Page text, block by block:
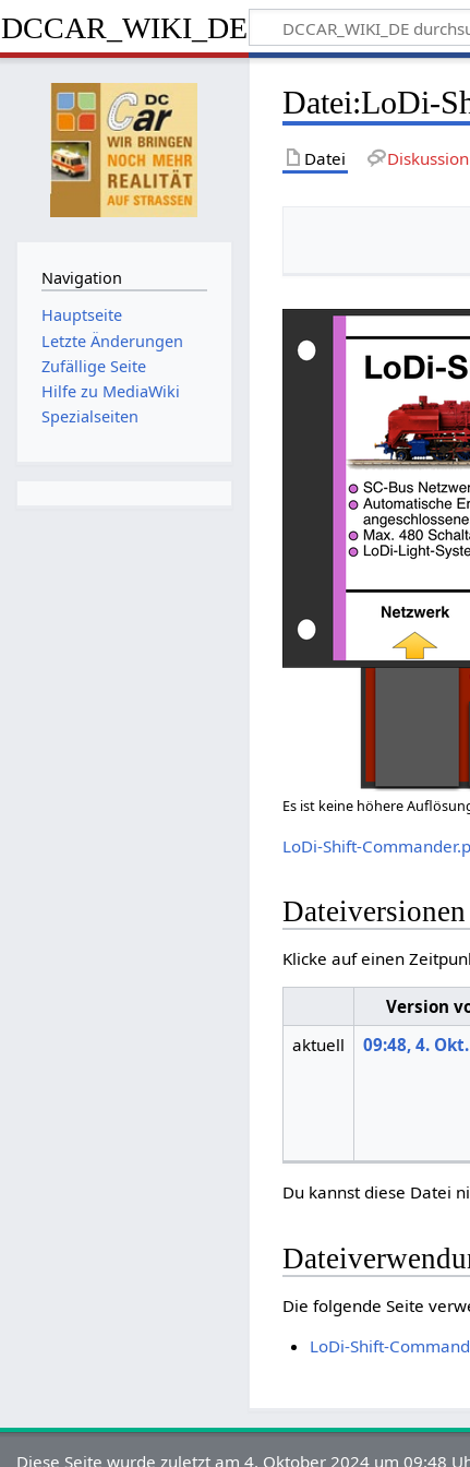
DCCAR_WIKI_DE
Datei:LoDi-
Datei Diskussion
Es ist keine höhere
LoDi-Shift-
Dateiversionen
Klicke auf einen
Version
aktuell
09:48, 4.
Du kannst diese Datei
Die folgende Seite
LoDi-Shift-
Navigation
Hauptseite
Letzte Änderungen
Zufällige Seite
Hilfe zu MediaWiki
Spezialseiten
Diese Seite wurde zuletzt am 4. Oktober 2024 um 09:48